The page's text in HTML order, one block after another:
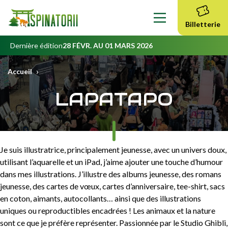
principal
Billetterie
Dernière édition28 FÉVR. AU 01 MARS 2026
Accueil ›
LAPATAPO
Je suis illustratrice, principalement jeunesse, avec un univers doux,
utilisant l’aquarelle et un iPad, j’aime ajouter une touche d’humour
dans mes illustrations. J’illustre des albums jeunesse, des romans
jeunesse, des cartes de vœux, cartes d’anniversaire, tee-shirt, sacs
en coton, aimants, autocollants… ainsi que des illustrations
uniques ou reproductibles encadrées ! Les animaux et la nature
sont ce que je préfère représenter. Passionnée par le Studio Ghibli,